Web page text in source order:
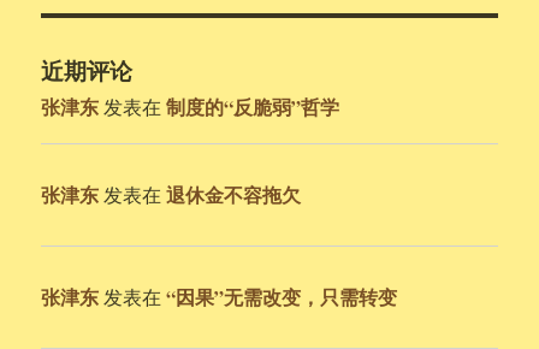
近期评论
张津东 发表在制度的“反脆弱”哲学
张津东 发表在退休金不容拖欠
张津东 发表在“因果”无需改变，只需转变